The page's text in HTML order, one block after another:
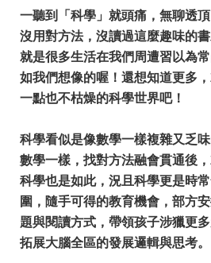
一聽到「科學」就頭痛，無聊透
沒用對方法，沒讀過這麼趣味的
就是很多生活在我們周遭習以為
如我們想像的喔！還想知道更多
一點也不枯燥的科學世界吧！
科學看似是像數學一樣複雜又乏
數學一樣，找對方法融會貫通後，
科學也是如此，況且科學更是時
圍，隨手可得的教育機會，部方
題與閱讀方式，帶領孩子涉獵更
拓展大腦全區的發展邏輯與思考。